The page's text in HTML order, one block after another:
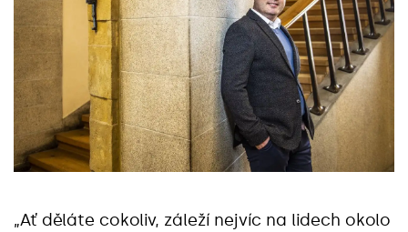
„Ať děláte cokoliv, záleží nejvíc na lidech okolo